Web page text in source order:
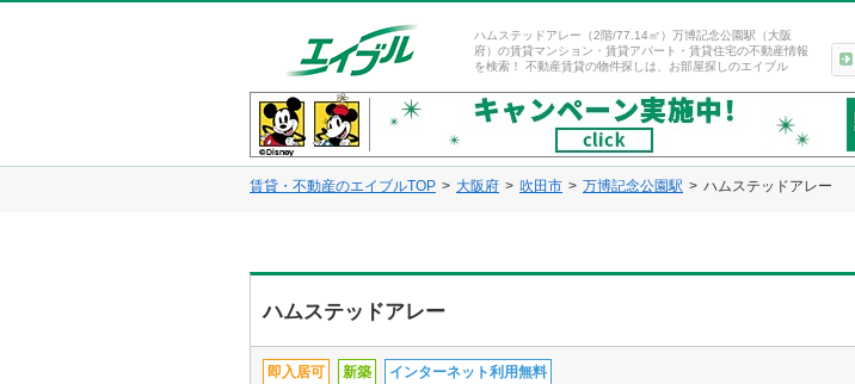
ハムステッドアレー（2階/77.14㎡）万博記念公園駅（大阪
府）の賃貸マンション・賃貸アパート・賃貸住宅の不動産情報
を検索！ 不動産賃貸の物件探しは、お部屋探しのエイブル
賃貸・不動産のエイブルTOP 大阪府 吹田市 万博記念公園駅 ハムステッドアレー
ハムステッドアレー
即入居可 新築 インターネット利用無料